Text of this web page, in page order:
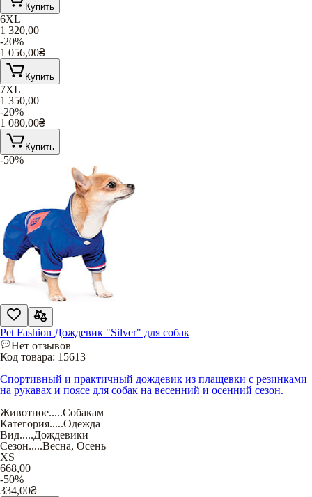
Купить
6XL
1 320,00
-20%
1 056,00₴
Купить
7XL
1 350,00
-20%
1 080,00₴
Купить
-50%
Pet Fashion Дождевик "Silver" для собак
Нет отзывов
Код товара: 15613
Спортивный и практичный дождевик из плащевки с резинками
на рукавах и поясе для собак на весенний и осенний сезон.
Животное.....Собакам
Категория.....Одежда
Вид.....Дождевики
Сезон.....Весна, Осень
XS
668,00
-50%
334,00₴